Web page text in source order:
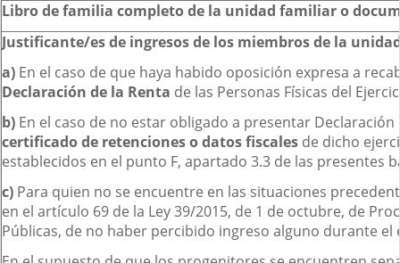
Libro de familia completo de la unidad familiar o
Justificante/es de ingresos de los miembros de la
a) En el caso de que haya habido oposición expresa a
Declaración de la Renta de las Personas Físicas del
b) En el caso de no estar obligado a presentar
certificado de retenciones o datos fiscales de dicho
establecidos en el punto F, apartado 3.3 de las presentes
c) Para quien no se encuentre en las situaciones
en el artículo 69 de la Ley 39/2015, de 1 de octubre, de
Públicas, de no haber percibido ingreso alguno durante el